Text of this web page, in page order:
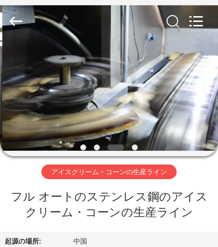
家
プ
ロ
ダ
ク
私
に
ン
supplier.
Copyright
©
2020
-
2026
Beijing
Silk
Road
Enterprise
Management
Services
Co.,LTD.
All
Rights
Reserved.
アイスクリーム・コーンの生産ライン
フル オートのステンレス鋼のアイス
クリーム・コーンの生産ライン
起源の場所: 中国